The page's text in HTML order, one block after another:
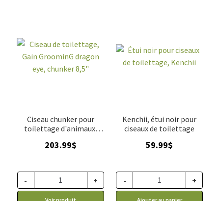
Ciseau chunker pour
toilettage d'animaux,
eye 8.5"
203.99$
- +
Kenchii, étui noir pour
ciseaux de toilettage
59.99$
- +